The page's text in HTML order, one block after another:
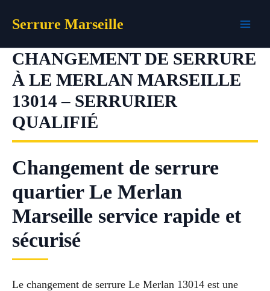
Serrure Marseille
CHANGEMENT DE SERRURE
À LE MERLAN MARSEILLE
13014 – SERRURIER
QUALIFIÉ
Changement de serrure
quartier Le Merlan
Marseille service rapide et
sécurisé
Le changement de serrure Le Merlan 13014 est une